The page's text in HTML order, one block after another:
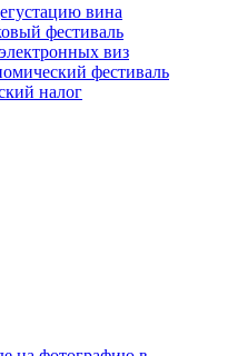
вина
фестиваль
виз
фестиваль
налог